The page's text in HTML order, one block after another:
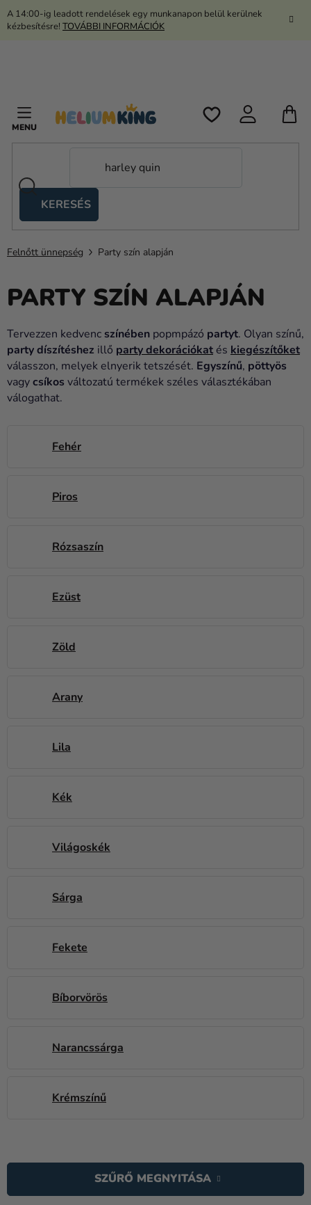
Ugrás
A 14:00-ig leadott rendelések egy munkanapon belül kerülnek
kézbesítésre! TOVÁBBI INFORMÁCIÓK
KERESÉS
sátrak
Kanekalon
Hélium
és
Esküvő
Party
Dekoráció
kiegészítők
Ruházat
Újdonság
Ünnepek
kellékek
Személyre
termékek
Rólunk
Felnőtt ünnepség Party szín alapján
PARTY SZÍN ALAPJÁN
Tervezzen kedvenc színében popmpázó partyt. Olyan színű,
party díszítéshez illő party dekorációkat és kiegészítőket
válasszon, melyek elnyerik tetszését. Egyszínű, pöttyös
vagycsíkos változatú termékek széles választékában
válogathat.
Fehér
Piros
Rózsaszín
Ezüst
Zöld
Arany
Lila
Kék
Világoskék
Sárga
Fekete
Bíborvörös
Narancssárga
Krémszínű
SZŰRŐ MEGNYITÁSA
E
R